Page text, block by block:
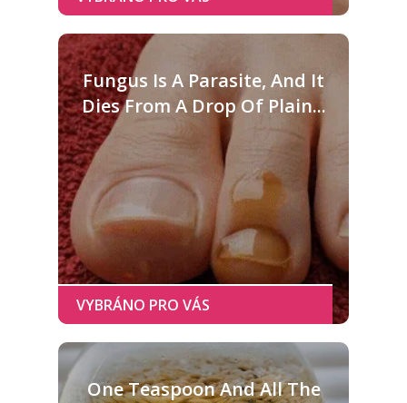
Fungus Is A Parasite, And It
Dies From A Drop Of Plain...
One Teaspoon And All The